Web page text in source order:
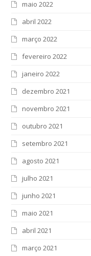
maio 2022
abril 2022
março 2022
fevereiro 2022
janeiro 2022
dezembro 2021
novembro 2021
outubro 2021
setembro 2021
agosto 2021
julho 2021
junho 2021
maio 2021
abril 2021
março 2021